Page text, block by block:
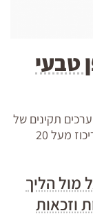
טבעי
תקינים של
בדיקת זרע: נפח מעל 2 סמ"ק PH 7.2 – 7.8 ריכוז מעל 20
מול הליך
וזכאות